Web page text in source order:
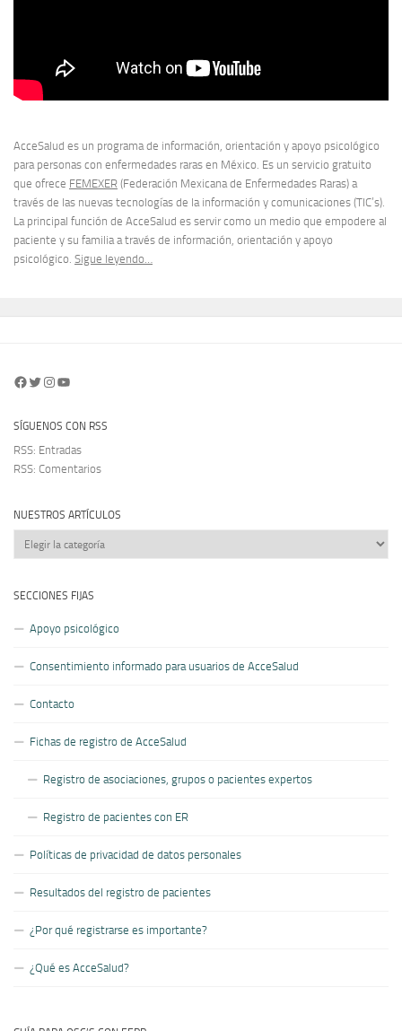
AcceSalud es un programa de información, orientación y apoyo psicológico
para personas con enfermedades raras en México. Es un servicio gratuito
que ofrece FEMEXER (Federación Mexicana de Enfermedades Raras) a
través de las nuevas tecnologías de la información y comunicaciones (TIC’s).
La principal función de AcceSalud es servir como un medio que empodere al
paciente y su familia a través de información, orientación y apoyo
psicológico. Sigue leyendo…
Facebook
Twitter
Instagram
YouTube
SÍGUENOS CON RSS
RSS: Entradas
RSS: Comentarios
NUESTROS ARTÍCULOS
Nuestros
artículos
SECCIONES FIJAS
Apoyo psicológico
Consentimiento informado para usuarios de AcceSalud
Contacto
Fichas de registro de AcceSalud
Registro de asociaciones, grupos o pacientes expertos
Registro de pacientes con ER
Políticas de privacidad de datos personales
Resultados del registro de pacientes
¿Por qué registrarse es importante?
¿Qué es AcceSalud?